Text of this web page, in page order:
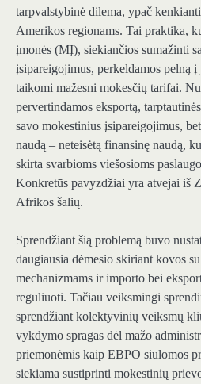
tarpvalstybinė dilema, ypač
Amerikos regionams. Tai praktika,
įmonės (MĮ), siekiančios sumažinti
įsipareigojimus, perkeldamos pelną
taikomi mažesni mokesčių tarifai.
pervertindamos eksportą,
savo mokestinius įsipareigojimus,
naudą – neteisėtą finansinę naudą,
skirta svarbioms viešosioms
Konkretūs pavyzdžiai yra atvejai iš
Afrikos šalių.
Sprendžiant šią problemą buvo
daugiausia dėmesio skiriant kovos
mechanizmams ir importo bei
reguliuoti. Tačiau veiksmingi
sprendžiant kolektyvinių veiksmų
vykdymo spragas dėl mažo
priemonėmis kaip EBPO siūlomos
siekiama sustiprinti mokestinių